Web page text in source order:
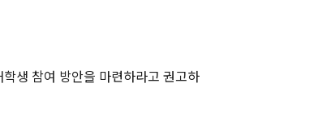
생 참여 방안을 마련하라고 권고하